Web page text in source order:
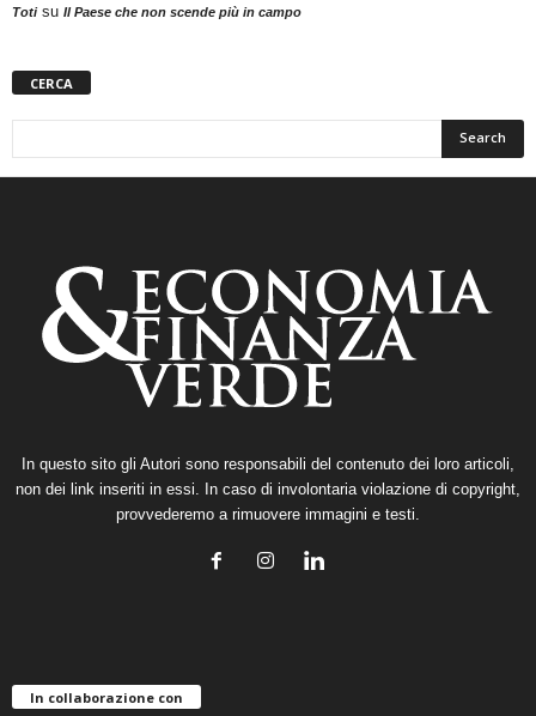
Totisu Il Paese che non scende più in campo
CERCA
In questo sito gli Autori sono responsabili del contenuto dei loro articoli,
non dei link inseriti in essi. In caso di involontaria violazione di copyright,
provvederemo a rimuovere immagini e testi.
In collaborazione con